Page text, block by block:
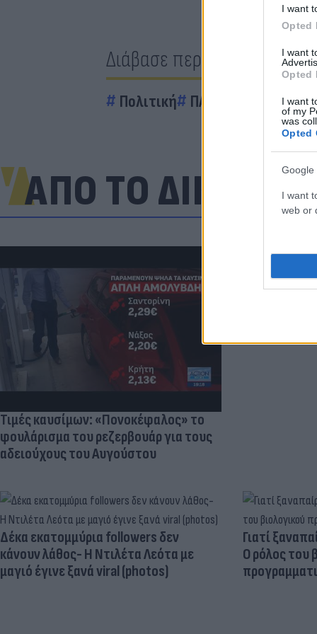
I want
Opted
I want
Opted
I want
of my
was
Opted
Google
I want
web or
Διάβασε περισσότερα
Πολιτική ΠΑΣΟΚ Ηλίας
ΑΠΟ ΤΟ ΔΙΚΤΥΟ
Τιμές καυσίμων: «Πονοκέφαλος» το
φουλάρισμα του ρεζερβουάρ για τους
αδειούχους του Αυγούστου
«Στην pole
Δέκα εκατομμύρια followers δεν
κάνουν λάθος- Η Ντιλέτα Λεότα με
μαγιό έγινε ξανά viral (photos)
Γιατί
Ο ρόλος του